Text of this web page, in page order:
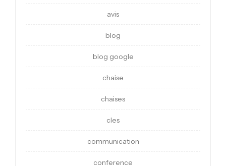
avis
blog
blog google
chaise
chaises
cles
communication
conference